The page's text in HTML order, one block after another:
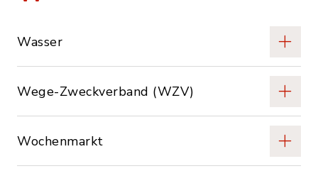
Wasser
Wege-Zweckverband (WZV)
Wochenmarkt